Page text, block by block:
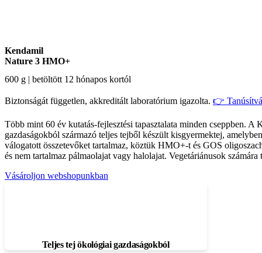
Kendamil
Nature 3 HMO+
600 g | betöltött 12 hónapos kortól
Biztonságát független, akkreditált laboratórium igazolta. 👉
Több mint 60 év kutatás-fejlesztési tapasztalata minden cseppben.
gazdaságokból származó teljes tejből készült kisgyermektej,
válogatott összetevőket tartalmaz, köztük HMO+-t és GOS
és nem tartalmaz pálmaolajat vagy halolajat. Vegetáriánusok számára
Vásároljon webshopunkban
Teljes tej ökológiai gazdaságokból